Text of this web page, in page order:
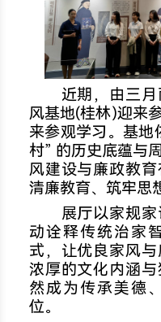
近期，由三月
风基地(桂林)迎来
来参观学习。基地
村” 的历史底蕴与
风建设与廉政教
清廉教育、筑牢思
展厅以家规家
动诠释传统治家
式，让优良家风
浓厚的文化内涵
然成为传承美德
位。